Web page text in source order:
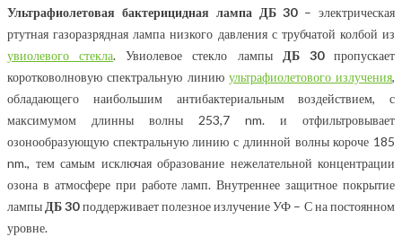
Ультрафиолетовая бактерицидная лампа ДБ 30– электрическая
ртутная газоразрядная лампа низкого давления с трубчатой колбой из
увиолевого стекла. Увиолевое стекло лампы ДБ 30пропускает
коротковолновую спектральную линию ультрафиолетового излучения,
обладающего наибольшим антибактериальным воздействием, с
максимумом длинны волны 253,7 nm. и отфильтровывает
озонообразующую спектральную линию с длинной волны короче 185
nm., тем самым исключая образование нежелательной концентрации
озона в атмосфере при работе ламп. Внутреннее защитное покрытие
лампы ДБ 30поддерживает полезное излучение УФ – С на постоянном
уровне.